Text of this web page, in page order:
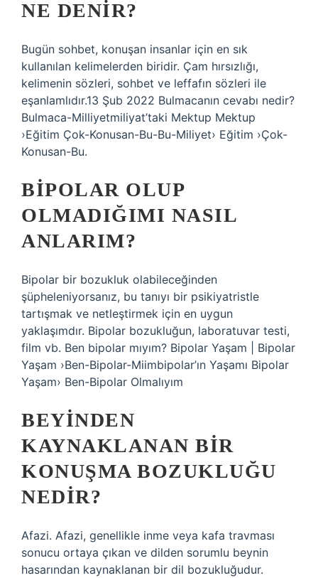
NE DENIR?
Bugün sohbet, konuşan insanlar için en sık
kullanılan kelimelerden biridir. Çam hırsızlığı,
kelimenin sözleri, sohbet ve leffafın sözleri ile
eşanlamlıdır.13 Şub 2022 Bulmacanın cevabı nedir?
Bulmaca-Milliyetmiliyat’taki Mektup Mektup
›Eğitim Çok-Konusan-Bu-Bu-Miliyet› Eğitim ›Çok-
Konusan-Bu.
BIPOLAR OLUP
OLMADIĞIMI NASIL
ANLARIM?
Bipolar bir bozukluk olabileceğinden
şüpheleniyorsanız, bu tanıyı bir psikiyatristle
tartışmak ve netleştirmek için en uygun
yaklaşımdır. Bipolar bozukluğun, laboratuvar testi,
film vb. Ben bipolar mıyım? Bipolar Yaşam | Bipolar
Yaşam ›Ben-Bipolar-Miimbipolar’ın Yaşamı Bipolar
Yaşam› Ben-Bipolar Olmalıyım
BEYINDEN
KAYNAKLANAN BIR
KONUŞMA BOZUKLUĞU
NEDIR?
Afazi. Afazi, genellikle inme veya kafa travması
sonucu ortaya çıkan ve dilden sorumlu beynin
hasarından kaynaklanan bir dil bozukluğudur.